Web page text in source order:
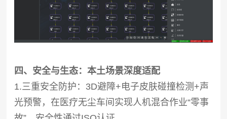
四、安全与生态：本土场景深度适配
1.三重安全防护：3D避障+电子皮肤碰撞检测+声
光预警，在医疗无尘车间实现人机混合作业“零事